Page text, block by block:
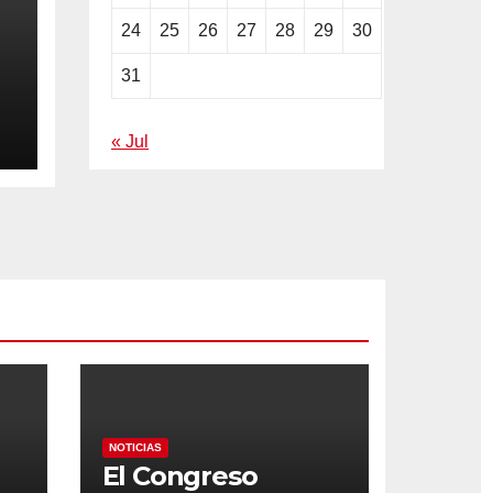
24 25 26 27 28 29 30
31
« Jul
NOTICIAS
El Congreso